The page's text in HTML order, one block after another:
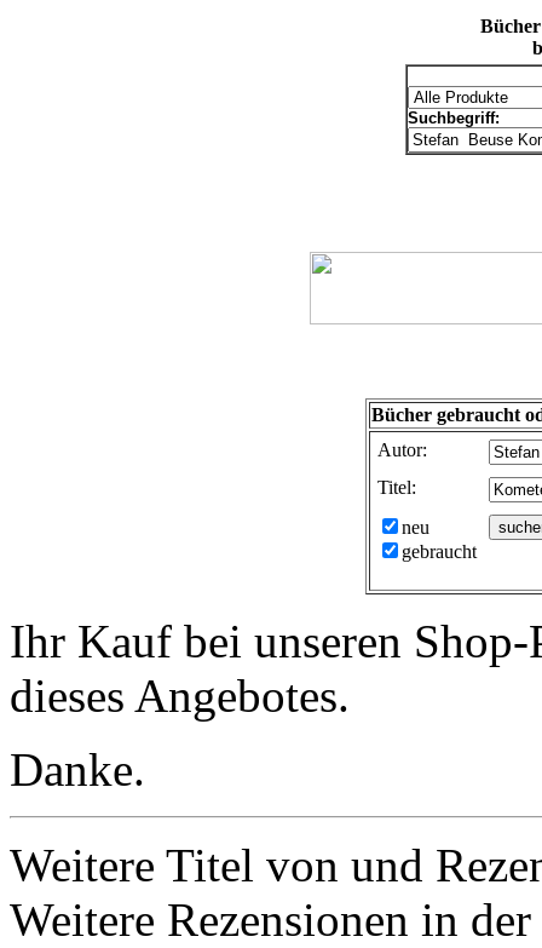
Suchbegriff:
Bücher gebraucht
Autor:
Titel:
neu
gebraucht
Ihr Kauf bei unseren Shop-
dieses Angebotes.
Danke.
Weitere Titel von und
Weitere Rezensionen in